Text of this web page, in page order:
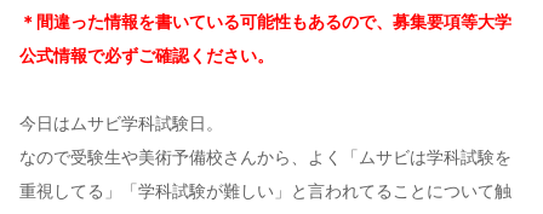
＊間違った情報を書いている可能性もあるので、募集要項等大学
公式情報で必ずご確認ください。
今日はムサビ学科試験日。
なので受験生や美術予備校さんから、よく「ムサビは学科試験を
重視してる」「学科試験が難しい」と言われてることについて触